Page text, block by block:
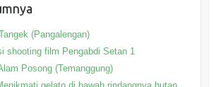
(Pangalengan)
shooting film Pengabdi Setan 1
Posong (Temanggung)